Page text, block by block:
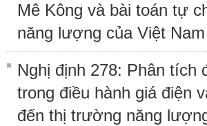
Mê Kông và bài toán tự
năng lượng của Việt Nam
Nghị định 278: Phân tích
trong điều hành giá điện
đến thị trường năng